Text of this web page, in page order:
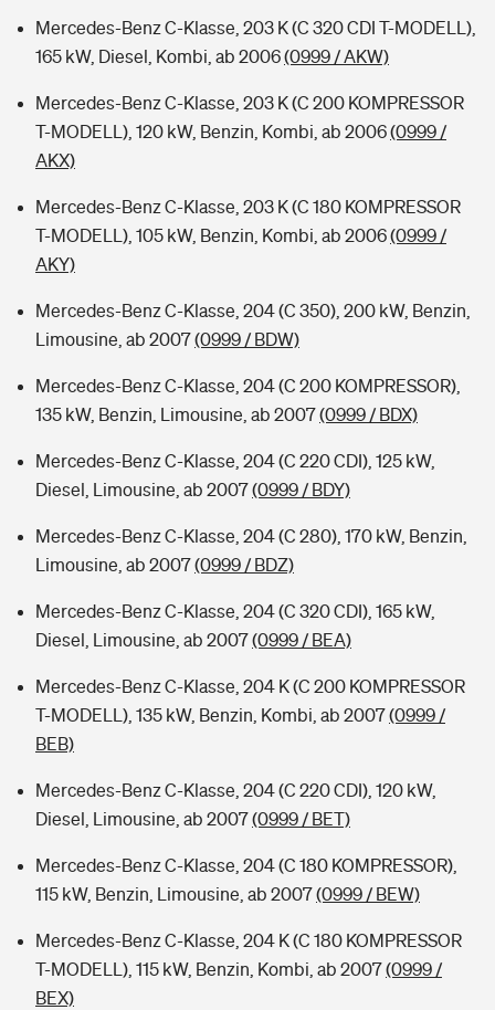
Mercedes-Benz C-Klasse, 203 K (C 320 CDI T-MODELL),
165 kW, Diesel, Kombi, ab 2006(0999 / AKW)
Mercedes-Benz C-Klasse, 203 K (C 200 KOMPRESSOR
T-MODELL), 120 kW, Benzin, Kombi, ab 2006(0999 /
AKX)
Mercedes-Benz C-Klasse, 203 K (C 180 KOMPRESSOR
T-MODELL), 105 kW, Benzin, Kombi, ab 2006(0999 /
AKY)
Mercedes-Benz C-Klasse, 204 (C 350), 200 kW, Benzin,
Limousine, ab 2007(0999 / BDW)
Mercedes-Benz C-Klasse, 204 (C 200 KOMPRESSOR),
135 kW, Benzin, Limousine, ab 2007(0999 / BDX)
Mercedes-Benz C-Klasse, 204 (C 220 CDI), 125 kW,
Diesel, Limousine, ab 2007(0999 / BDY)
Mercedes-Benz C-Klasse, 204 (C 280), 170 kW, Benzin,
Limousine, ab 2007(0999 / BDZ)
Mercedes-Benz C-Klasse, 204 (C 320 CDI), 165 kW,
Diesel, Limousine, ab 2007(0999 / BEA)
Mercedes-Benz C-Klasse, 204 K (C 200 KOMPRESSOR
T-MODELL), 135 kW, Benzin, Kombi, ab 2007(0999 /
BEB)
Mercedes-Benz C-Klasse, 204 (C 220 CDI), 120 kW,
Diesel, Limousine, ab 2007(0999 / BET)
Mercedes-Benz C-Klasse, 204 (C 180 KOMPRESSOR),
115 kW, Benzin, Limousine, ab 2007(0999 / BEW)
Mercedes-Benz C-Klasse, 204 K (C 180 KOMPRESSOR
T-MODELL), 115 kW, Benzin, Kombi, ab 2007(0999 /
BEX)